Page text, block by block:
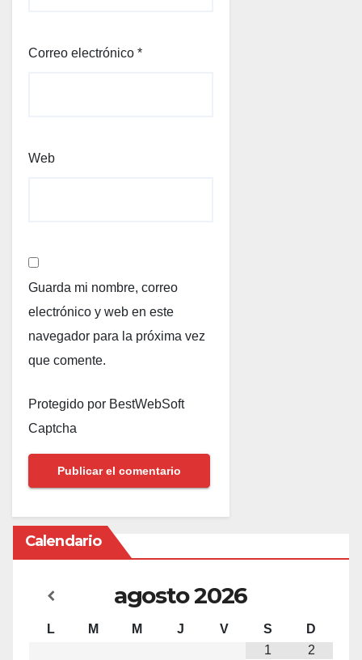
Correo electrónico *
Web
Guarda mi nombre, correo
electrónico y web en este
navegador para la próxima vez
que comente.
Protegido por BestWebSoft
Captcha
Calendario
agosto2026
L M M J V S
D
1
2